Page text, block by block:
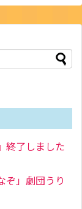
終了しました
ぞ」劇団うり